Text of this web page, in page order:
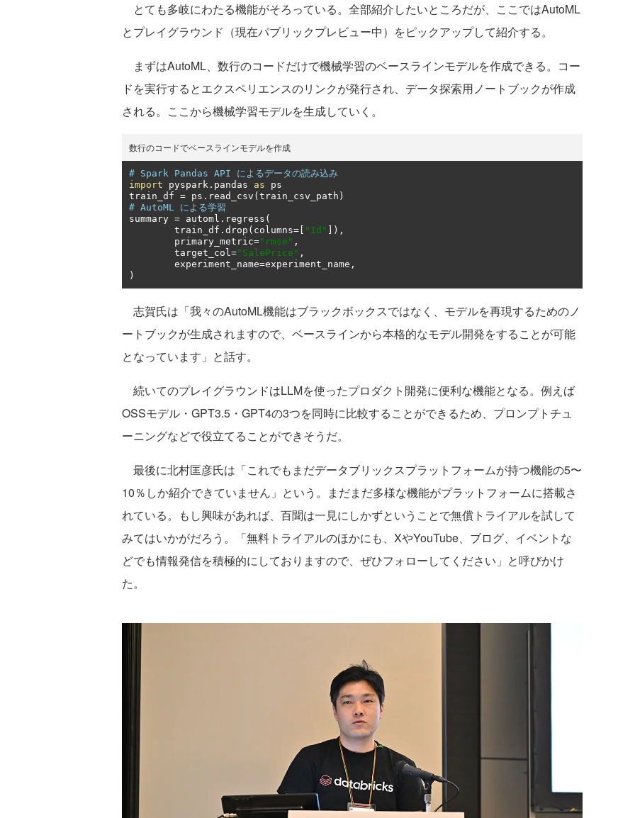
とても多岐にわたる機能がそろっている。全部紹介したいところだが、ここではAutoML
とプレイグラウンド（現在パブリックプレビュー中）をピックアップして紹介する。
まずはAutoML、数行のコードだけで機械学習のベースラインモデルを作成できる。コー
ドを実行するとエクスペリエンスのリンクが発行され、データ探索用ノートブックが作成
される。ここから機械学習モデルを生成していく。
数行のコードでベースラインモデルを作成
# Spark Pandas API によるデータの読み込み
import pyspark . pandas as ps
train_df = ps . read_csv ( train_csv_path )
# AutoML による学習
summary = automl . regress (
	train_df
. drop ( columns=[ "Id"
]),
	primary_metric
="rmse" ,
	target_col
="SalePrice" ,
	experiment_name
=experiment_name ,
)
志賀氏は「我々のAutoML機能はブラックボックスではなく、モデルを再現するためのノ
ートブックが生成されますので、ベースラインから本格的なモデル開発をすることが可能
となっています」と話す。
続いてのプレイグラウンドはLLMを使ったプロダクト開発に便利な機能となる。例えば
OSSモデル・GPT3.5・GPT4の3つを同時に比較することができるため、プロンプトチュ
ーニングなどで役立てることができそうだ。
最後に北村匡彦氏は「これでもまだデータブリックスプラットフォームが持つ機能の5〜
10％しか紹介できていません」という。まだまだ多様な機能がプラットフォームに搭載さ
れている。もし興味があれば、百聞は一見にしかずということで無償トライアルを試して
みてはいかがだろう。「無料トライアルのほかにも、XやYouTube、ブログ、イベントな
どでも情報発信を積極的にしておりますので、ぜひフォローしてください」と呼びかけ
た。